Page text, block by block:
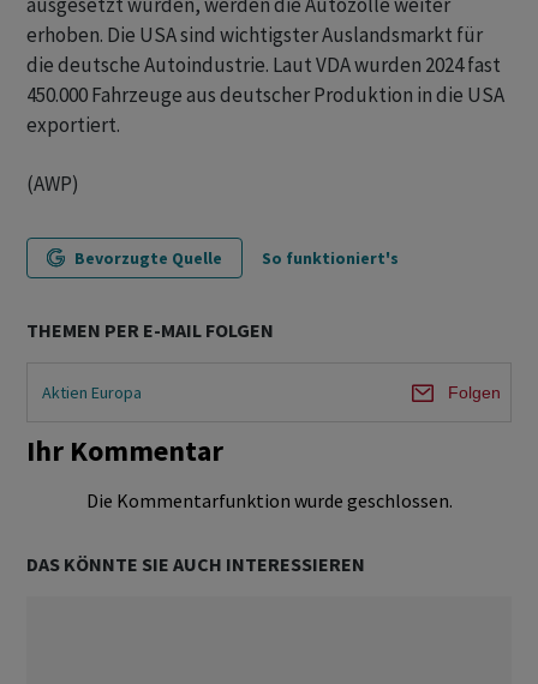
ausgesetzt wurden, werden die Autozölle weiter
erhoben. Die USA sind wichtigster Auslandsmarkt für
die deutsche Autoindustrie. Laut VDA wurden 2024 fast
450.000 Fahrzeuge aus deutscher Produktion in die USA
exportiert.
(AWP)
Bevorzugte Quelle So funktioniert's
THEMEN PER E-MAIL FOLGEN
Aktien Europa Folgen
Ihr Kommentar
Die Kommentarfunktion wurde geschlossen.
DAS KÖNNTE SIE AUCH INTERESSIEREN